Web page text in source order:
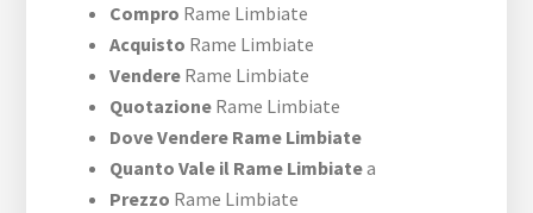
Compro Rame Limbiate
Acquisto Rame Limbiate
Vendere Rame Limbiate
Quotazione Rame Limbiate
Dove Vendere Rame Limbiate
Quanto Vale il Rame Limbiatea
Prezzo Rame Limbiate